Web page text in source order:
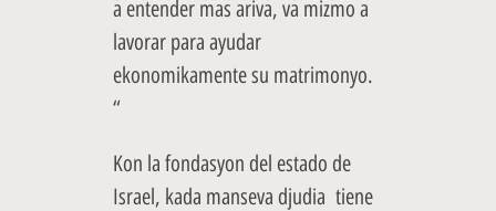
a entender mas ariva, va mizmo a
lavorar para ayudar
ekonomikamente su matrimonyo.
“
Kon la fondasyon del estado de
Israel, kada manseva djudia tiene